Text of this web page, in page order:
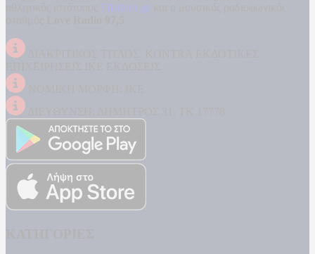
Filathlos.gr